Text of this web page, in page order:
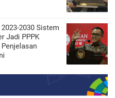
2030 Sistem
Jadi PPPK